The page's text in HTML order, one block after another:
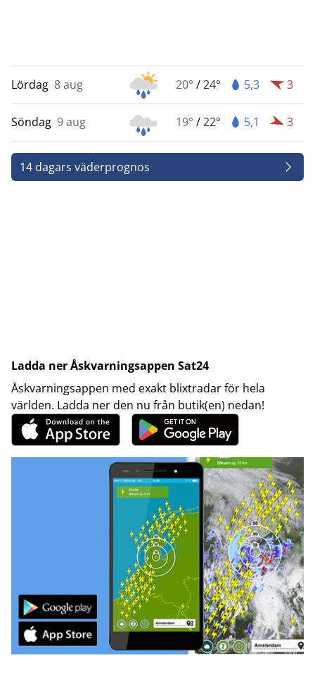
Lördag 8 aug 20° /24° 5,3 3
Söndag 9 aug 19° /22° 5,1 3
14 dagars väderprognos
Ladda ner Åskvarningsappen Sat24
Åskvarningsappen med exakt blixtradar för hela
världen. Ladda ner den nu från butik(en) nedan!